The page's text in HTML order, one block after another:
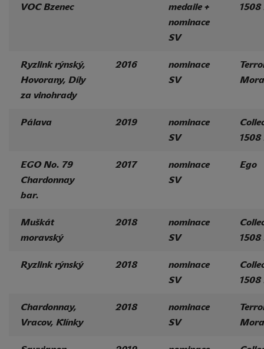
VOC Bzenec
medaile +
nominace
SV
1508
Ryzlink rýnský,
Hovorany, Díly
za vinohrady
2016
nominace
SV
Pálava 2019
nominace
SV
1508
EGO No. 79
Chardonnay
bar.
2017
nominace
SV
Ego
Muškát
moravský
2018
nominace
SV
1508
Ryzlink rýnský 2018
nominace
SV
1508
Chardonnay,
Vracov, Klínky
2018
nominace
SV